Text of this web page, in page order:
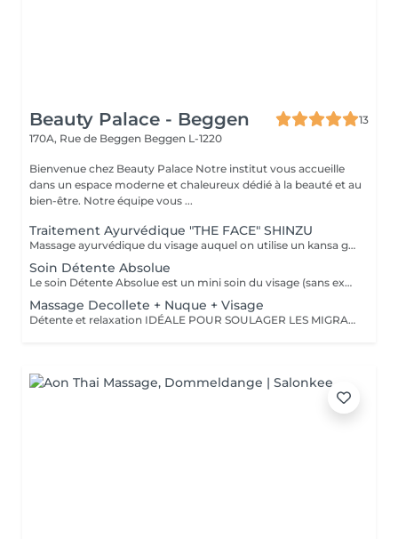
Beauty Palace - Beggen
13
170A, Rue de Beggen Beggen L-1220
Bienvenue chez Beauty Palace Notre institut vous accueille
dans un espace moderne et chaleureux dédié à la beauté et au
bien-être. Notre équipe vous ...
Traitement Ayurvédique "THE FACE" SHINZU
Massage ayurvédique du visage auquel on utilise un kansa guérisseur de L'Inde. Celui-ci permet de rééquilibrer les énergies au corps, agit sur des points d'acupression pour améliorer la circulation, détendre les muscles, drainer, anti-stresse et raffermir l'ovale du visage. Résultats: *Détente *Peau lumineuse *Amélioration du tonus musculaire *Diminution des tensions faciales *Améliore les maux de tête *Anti-stress *Draine
Soin Détente Absolue
Le soin Détente Absolue est un mini soin du visage (sans extraction des points noirs) et un massage du corps d'une durée totale de 1h30. On commence par un massage relaxant sur la face arrière, jambes puis dos. Face avant mini soin visage (nettoyant + gommage #FACE PERFECTION) massage du décolleté, du visage et pendant la pose du masque, on effectue un massage relaxant sur les jambes et pieds. Un soin cocooning tout en douceur.
Massage Decollete + Nuque + Visage
Détente et relaxation IDÉALE POUR SOULAGER LES MIGRAINES